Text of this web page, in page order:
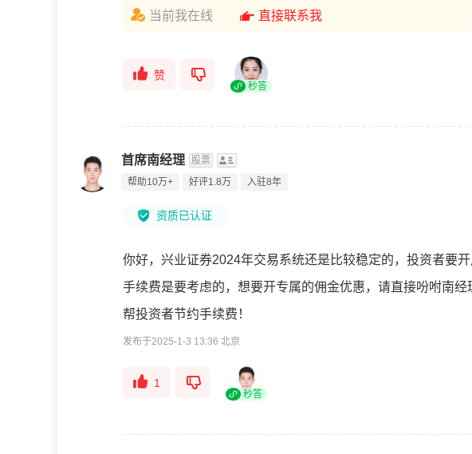
当前我在线 直接联系我
赞
秒答
首席南经理 股票
帮助10万+
好评1.8万 入驻8年
资质已认证
你好，兴业证券2024年交易系统还是比较稳定的，投资者要
手续费是要考虑的，想要开专属的佣金优惠，请直接吩咐南
帮投资者节约手续费！
发布于2025-1-3 13:36 北京
1
秒答